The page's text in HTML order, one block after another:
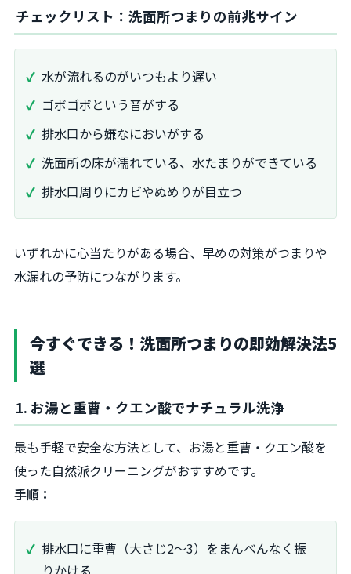
チェックリスト：洗面所つまりの前兆サイン
水が流れるのがいつもより遅い
ゴボゴボという音がする
排水口から嫌なにおいがする
洗面所の床が濡れている、水たまりができている
排水口周りにカビやぬめりが目立つ
いずれかに心当たりがある場合、早めの対策がつまりや
水漏れの予防につながります。
今すぐできる！洗面所つまりの即効解決法5
選
1. お湯と重曹・クエン酸でナチュラル洗浄
最も手軽で安全な方法として、お湯と重曹・クエン酸を
使った自然派クリーニングがおすすめです。
手順：
排水口に重曹（大さじ2～3）をまんべんなく振
りかける